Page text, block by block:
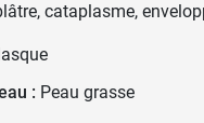
cataplasme,
: Peau grasse